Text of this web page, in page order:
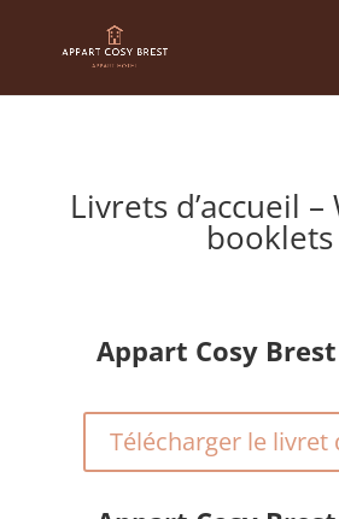
Livrets d’accueil
booklets
Appart Cosy
Télécharger le livret